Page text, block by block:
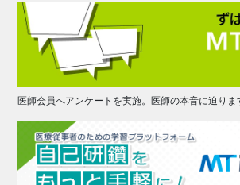
医師会員へアンケートを実施。医師の本音に迫りま